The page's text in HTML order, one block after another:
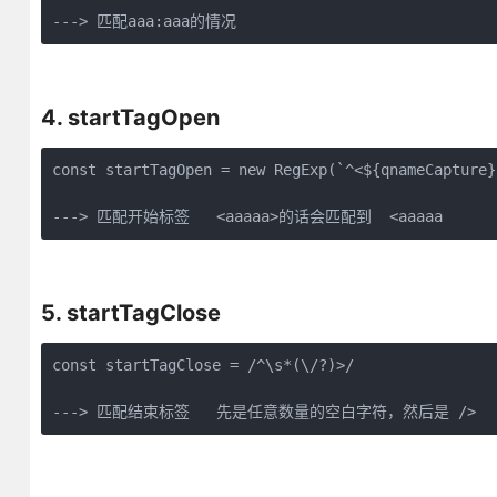
---> 匹配aaa:aaa的情况
4. startTagOpen
const startTagOpen = new
---> 匹配开始标签   <aaaaa>的话会匹配到  <aaaaa
5. startTagClose
const startTagClose = /^\s*(\/?)>/
---> 匹配结束标签   先是任意数量的空白字符，然后是 />